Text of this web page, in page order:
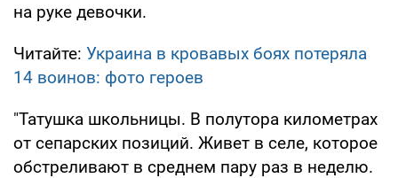
на руке девочки.
Читайте: Украина в кровавых боях потеряла
14 воинов: фото героев
"Татушка школьницы. В полутора километрах
от сепарских позиций. Живет в селе, которое
обстреливают в среднем пару раз в неделю.